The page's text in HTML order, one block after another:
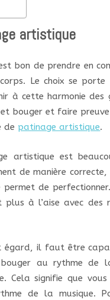
artistique
bon de prendre en
Le choix se porte
à cette harmonie des
bouger et faire preuve
de patinage artistique.
artistique est
de manière correcte,
de
à l’aise avec des
égard, il faut être
au rythme de
Cela signifie que vous
de la musique.